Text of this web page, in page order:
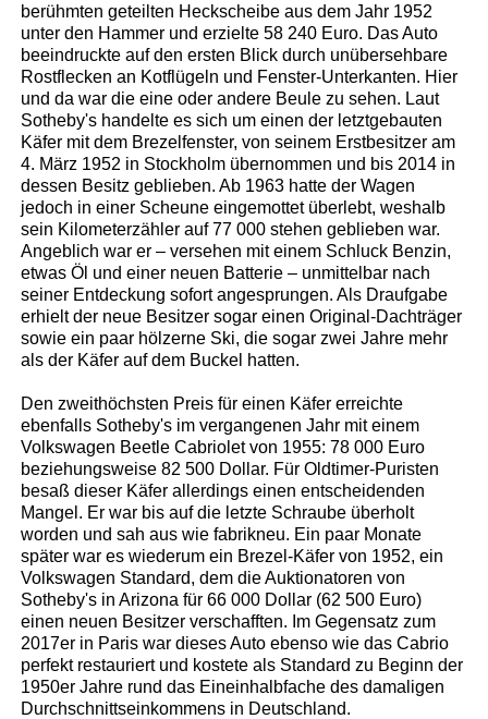
berühmten geteilten Heckscheibe aus dem Jahr 1952
unter den Hammer und erzielte 58 240 Euro. Das Auto
beeindruckte auf den ersten Blick durch unübersehbare
Rostflecken an Kotflügeln und Fenster-Unterkanten. Hier
und da war die eine oder andere Beule zu sehen. Laut
Sotheby's handelte es sich um einen der letztgebauten
Käfer mit dem Brezelfenster, von seinem Erstbesitzer am
4. März 1952 in Stockholm übernommen und bis 2014 in
dessen Besitz geblieben. Ab 1963 hatte der Wagen
jedoch in einer Scheune eingemottet überlebt, weshalb
sein Kilometerzähler auf 77 000 stehen geblieben war.
Angeblich war er – versehen mit einem Schluck Benzin,
etwas Öl und einer neuen Batterie – unmittelbar nach
seiner Entdeckung sofort angesprungen. Als Draufgabe
erhielt der neue Besitzer sogar einen Original-Dachträger
sowie ein paar hölzerne Ski, die sogar zwei Jahre mehr
als der Käfer auf dem Buckel hatten.
Den zweithöchsten Preis für einen Käfer erreichte
ebenfalls Sotheby's im vergangenen Jahr mit einem
Volkswagen Beetle Cabriolet von 1955: 78 000 Euro
beziehungsweise 82 500 Dollar. Für Oldtimer-Puristen
besaß dieser Käfer allerdings einen entscheidenden
Mangel. Er war bis auf die letzte Schraube überholt
worden und sah aus wie fabrikneu. Ein paar Monate
später war es wiederum ein Brezel-Käfer von 1952, ein
Volkswagen Standard, dem die Auktionatoren von
Sotheby's in Arizona für 66 000 Dollar (62 500 Euro)
einen neuen Besitzer verschafften. Im Gegensatz zum
2017er in Paris war dieses Auto ebenso wie das Cabrio
perfekt restauriert und kostete als Standard zu Beginn der
1950er Jahre rund das Eineinhalbfache des damaligen
Durchschnittseinkommens in Deutschland.